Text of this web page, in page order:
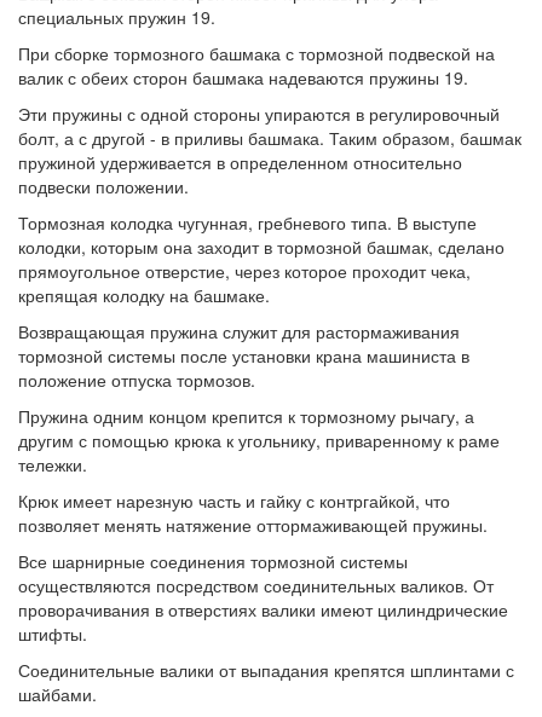
специальных пружин 19.
При сборке тормозного башмака с тормозной подвеской на
валик с обеих сторон башмака надеваются пружины 19.
Эти пружины с одной стороны упираются в регулировочный
болт, а с другой - в приливы башмака. Таким образом, башмак
пружиной удерживается в определенном относительно
подвески положении.
Тормозная колодка чугунная, гребневого типа. В выступе
колодки, которым она заходит в тормозной башмак, сделано
прямоугольное отверстие, через которое проходит чека,
крепящая колодку на башмаке.
Возвращающая пружина служит для растормаживания
тормозной системы после установки крана машиниста в
положение отпуска тормозов.
Пружина одним концом крепится к тормозному рычагу, а
другим с помощью крюка к угольнику, приваренному к раме
тележки.
Крюк имеет нарезную часть и гайку с контргайкой, что
позволяет менять натяжение оттормаживающей пружины.
Все шарнирные соединения тормозной системы
осуществляются посредством соединительных валиков. От
проворачивания в отверстиях валики имеют цилиндрические
штифты.
Соединительные валики от выпадания крепятся шплинтами с
шайбами.